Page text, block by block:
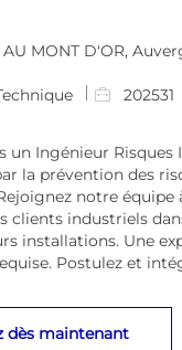
AU MONT D'OR,
I
e
l
’
e
m
p
i
202531
un Ingénieur Risques
la prévention des
notre équipe
clients industriels
installations. Une
Postulez et
dès maintenant